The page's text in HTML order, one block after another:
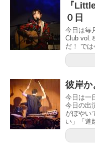
『
０日
今日は毎
Club vol.
だ！ で
彼
今日は一
今日の出
がぼやい
い」「道